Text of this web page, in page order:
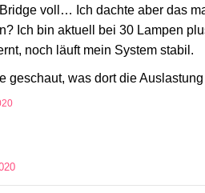
voll… Ich dachte aber das
Ich bin aktuell bei 30 Lampen
noch läuft mein System stabil.
geschaut, was dort die